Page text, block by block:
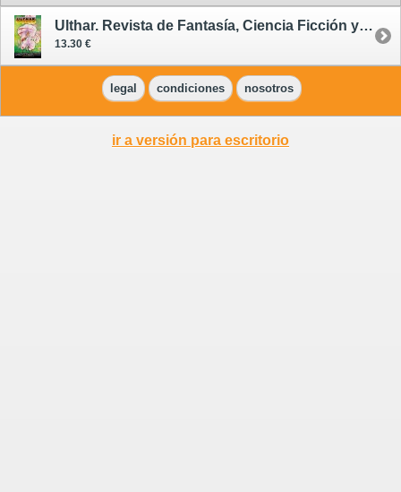
Ulthar. Revista de Fantasía, Ciencia Ficción y Terror 19
13.30 €
legal condiciones nosotros
ir a versión para escritorio